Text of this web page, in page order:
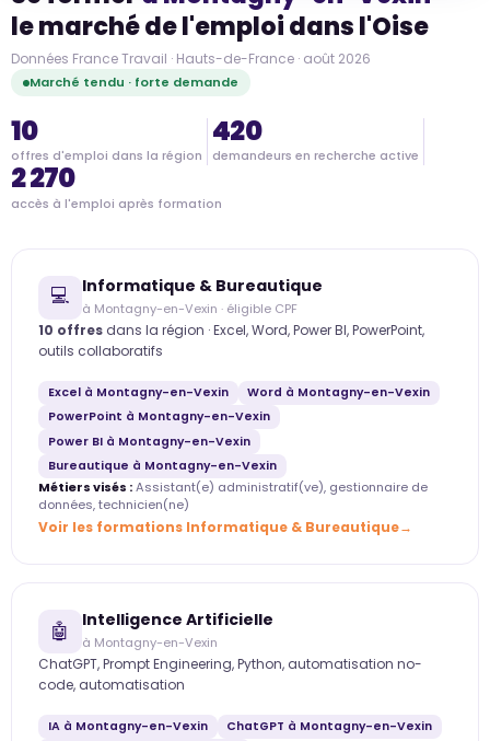
le marché de l'emploi dans l'Oise
Données France Travail · Hauts-de-France · août 2026
Marché tendu · forte demande
10
offres d'emploi dans la région
420
demandeurs en recherche active
2 270
accès à l'emploi après formation
💻 Informatique & Bureautique
à Montagny-en-Vexin · éligible CPF
10 offres dans la région · Excel, Word, Power BI, PowerPoint,
outils collaboratifs
Excel à Montagny-en-Vexin
Word à Montagny-en-Vexin
PowerPoint à Montagny-en-Vexin
Power BI à Montagny-en-Vexin
Bureautique à Montagny-en-Vexin
Métiers visés :Assistant(e) administratif(ve), gestionnaire de
données, technicien(ne)
Voir les formations Informatique & Bureautique
🤖 Intelligence Artificielle
à Montagny-en-Vexin
ChatGPT, Prompt Engineering, Python, automatisation no-
code, automatisation
IA à Montagny-en-Vexin
ChatGPT à Montagny-en-Vexin